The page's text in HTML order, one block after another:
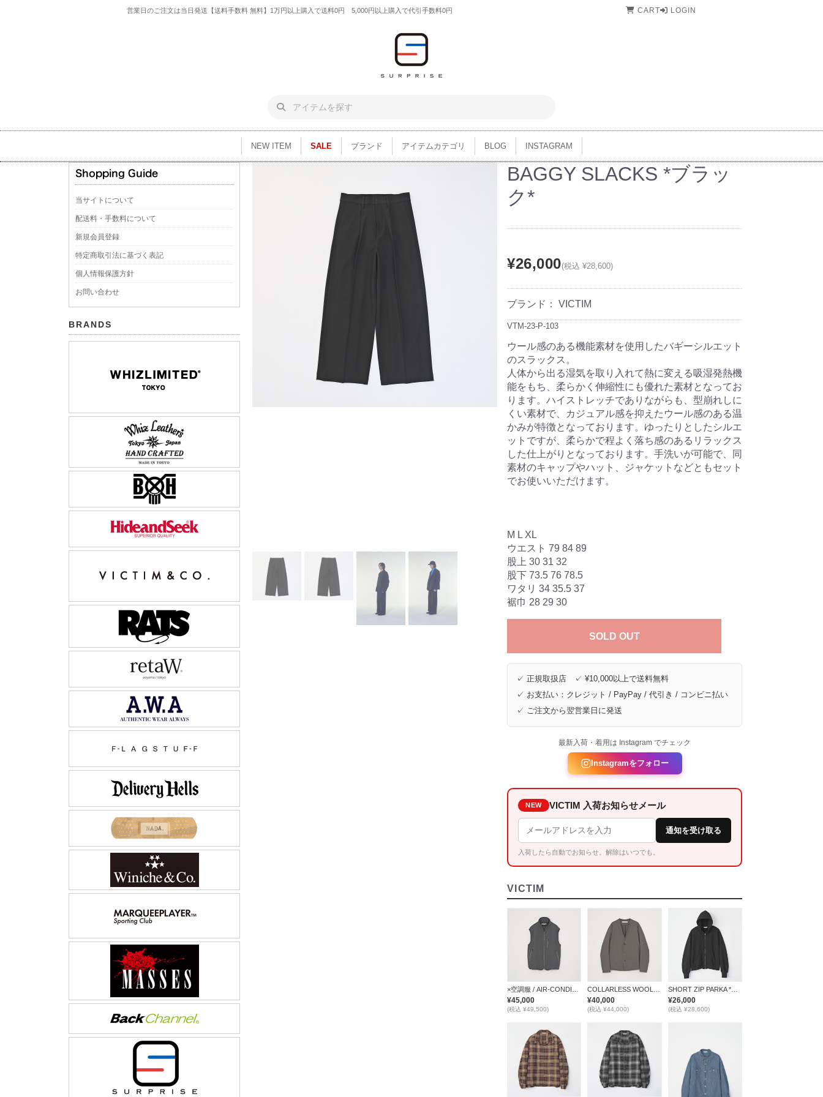
営業日のご注文は当日発送【送料手数料 無料】1万円以上購入で送料0円 5,000円以上購入で代引手数料0円 CART LOGIN
NEW ITEM SALE ブランド アイテムカテゴリ BLOG INSTAGRAM
当サイトについて
配送料・手数料について
新規会員登録
特定商取引法に基づく表記
個人情報保護方針
お問い合わせ
BRANDS
BAGGY SLACKS *ブラッ
ク*
¥26,000(税込 ¥28,600)
ブランド： VICTIM
VTM-23-P-103
ウール感のある機能素材を使用したバギーシルエット
のスラックス。
人体から出る湿気を取り入れて熱に変える吸湿発熱機
能をもち、柔らかく伸縮性にも優れた素材となってお
ります。ハイストレッチでありながらも、型崩れしに
くい素材で、カジュアル感を抑えたウール感のある温
かみが特徴となっております。ゆったりとしたシルエ
ットですが、柔らかで程よく落ち感のあるリラックス
した仕上がりとなっております。手洗いが可能で、同
素材のキャップやハット、ジャケットなどともセット
でお使いいただけます。
M L XL
ウエスト 79 84 89
股上 30 31 32
股下 73.5 76 78.5
ワタリ 34 35.5 37
裾巾 28 29 30
SOLD OUT
✓ 正規取扱店 ✓ ¥10,000以上で送料無料
✓ お支払い：クレジット / PayPay / 代引き / コンビニ払い
✓ ご注文から翌営業日に発送
最新入荷・着用は Instagram でチェック
Instagramをフォロー
NEW VICTIM 入荷お知らせメール
通知を受け取る
入荷したら自動でお知らせ。解除はいつでも。
VICTIM
¥45,000
(税込 ¥49,500)
¥40,000
(税込 ¥44,000)
SHORT ZIP PARKA *ブラック*
¥26,000
(税込 ¥28,600)